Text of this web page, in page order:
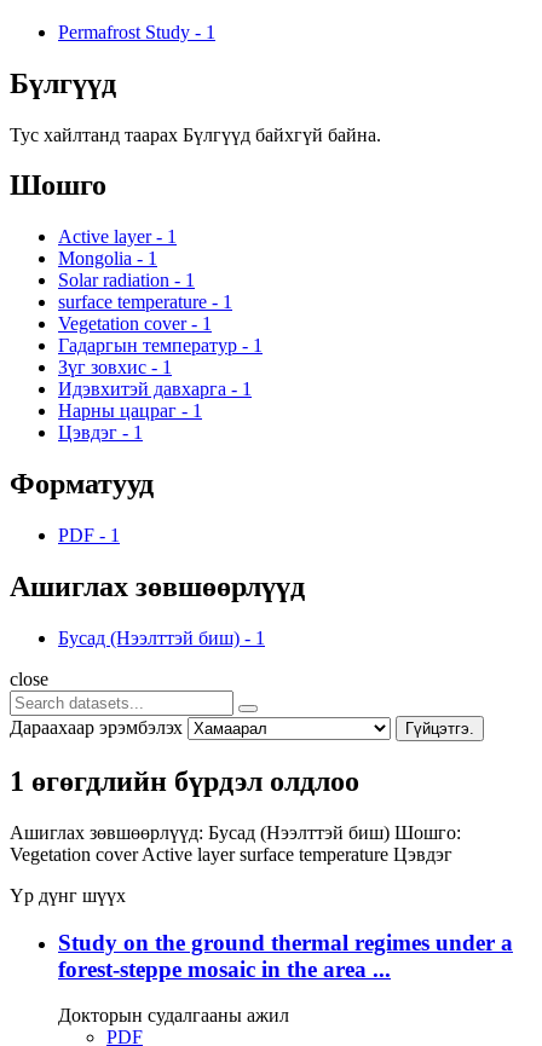
Permafrost Study - 1
Бүлгүүд
Тус хайлтанд таарах Бүлгүүд байхгүй байна.
Шошго
Active layer - 1
Mongolia - 1
Solar radiation - 1
surface temperature - 1
Vegetation cover - 1
Гадаргын температур - 1
Зүг зовхис - 1
Идэвхитэй давхарга - 1
Нарны цацраг - 1
Цэвдэг - 1
Форматууд
PDF - 1
Ашиглах зөвшөөрлүүд
Бусад (Нээлттэй биш) - 1
close
Дараахаар эрэмбэлэх Гүйцэтгэ.
1 өгөгдлийн бүрдэл олдлоо
Ашиглах зөвшөөрлүүд: Бусад (Нээлттэй биш) Шошго:
Vegetation coverActive layersurface temperature Цэвдэг
Үр дүнг шүүх
Study on the ground thermal regimes under a
forest-steppe mosaic in the area ...
Докторын судалгааны ажил
PDF